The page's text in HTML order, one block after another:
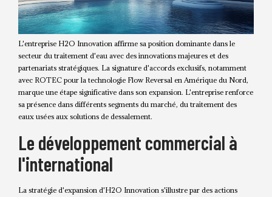
L'entreprise H2O Innovation affirme sa position dominante dans le
secteur du traitement d'eau avec des innovations majeures et des
partenariats stratégiques. La signature d'accords exclusifs, notamment
avec ROTEC pour la technologie Flow Reversal en Amérique du Nord,
marque une étape significative dans son expansion. L'entreprise renforce
sa présence dans différents segments du marché, du traitement des
eaux usées aux solutions de dessalement.
Le développement commercial à
l'international
La stratégie d'expansion d'H2O Innovation s'illustre par des actions